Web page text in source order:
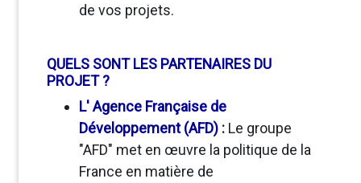
de vos projets.
QUELS SONT LES PARTENAIRES DU
PROJET ?
L' Agence Française de
Développement (AFD) : Le groupe
"AFD" met en œuvre la politique de la
France en matière de